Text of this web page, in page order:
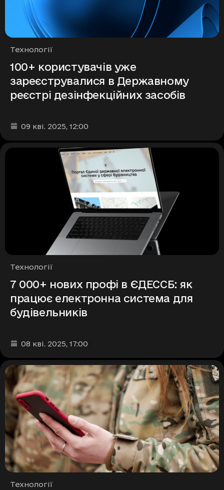
Рубрики
Технології
100+ користувачів уже
зареєструвалися в Державному
реєстрі дезінфекційних засобів
Дата та час публікації
09 кві. 2025, 12:00
Рубрики
Технології
7 000+ нових профі в ЄДЕССБ: як
працює електронна система для
будівельників
Дата та час публікації
08 кві. 2025, 17:00
Рубрики
Технології